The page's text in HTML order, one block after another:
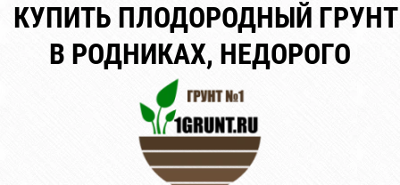
КУПИТЬ ПЛОДОРОДНЫЙ ГРУНТ
В РОДНИКАХ, НЕДОРОГО